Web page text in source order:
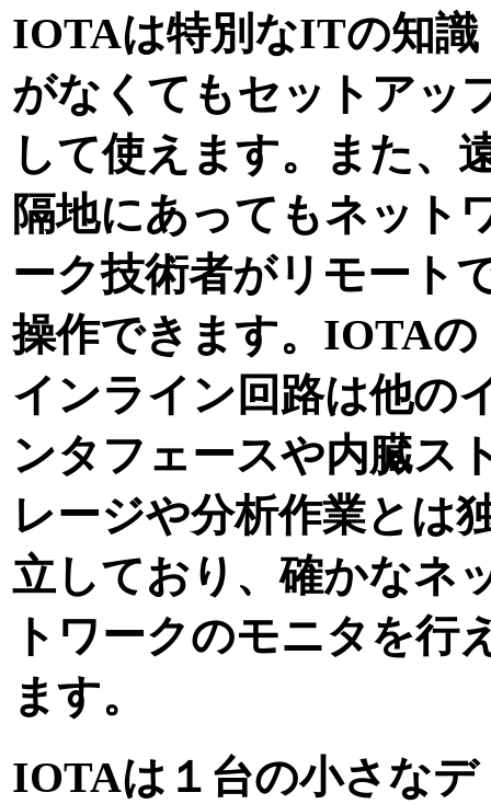
IOTAは特別なITの知識
がなくてもセットアッ
して使えます。また、
隔地にあってもネット
ーク技術者がリモート
操作できます。IOTAの
インライン回路は他の
ンタフェースや内臓ス
レージや分析作業とは
立しており、確かなネ
トワークのモニタを行
ます。
IOTAは１台の小さなデ